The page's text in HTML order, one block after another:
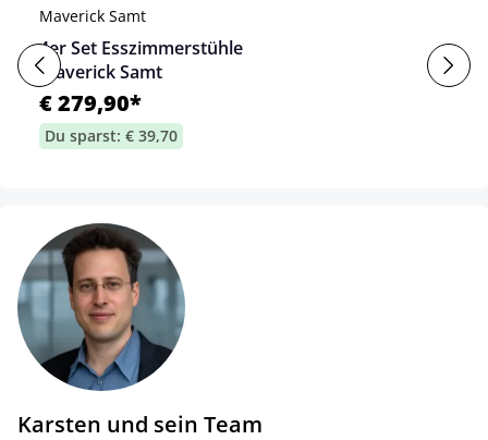
4er Set Esszimmerstühle
Maverick Samt
€ 279,90*
Du sparst: € 39,70
Karsten und sein Team